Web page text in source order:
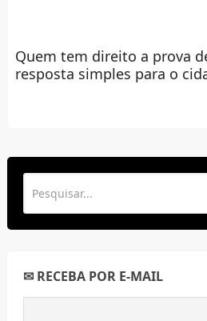
Quem tem direito a prova
resposta simples para o
✉ RECEBA POR E-MAIL